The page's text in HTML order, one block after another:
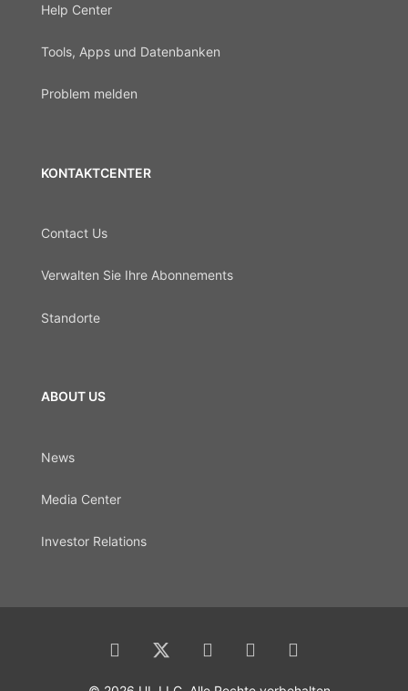
Help Center
Tools, Apps und Datenbanken
Problem melden
KONTAKTCENTER
Contact Us
Verwalten Sie Ihre Abonnements
Standorte
ABOUT US
News
Media Center
Investor Relations